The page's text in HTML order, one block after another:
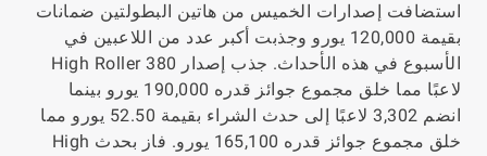
استضافت إصدارات الخميس من هاتين البطولتين ضمانات
بقيمة 120,000 يورو وجذبت أكبر عدد من اللاعبين في
الأسبوع في هذه الأحداث. جذب إصدار High Roller 380
لاعبًا مما خلق مجموع جوائز قدره 190,000 يورو بينما
انضم 3,302 لاعبًا إلى حدث الشراء بقيمة 52.50 يورو مما
خلق مجموع جوائز قدره 165,100 يورو. فاز بحدث High